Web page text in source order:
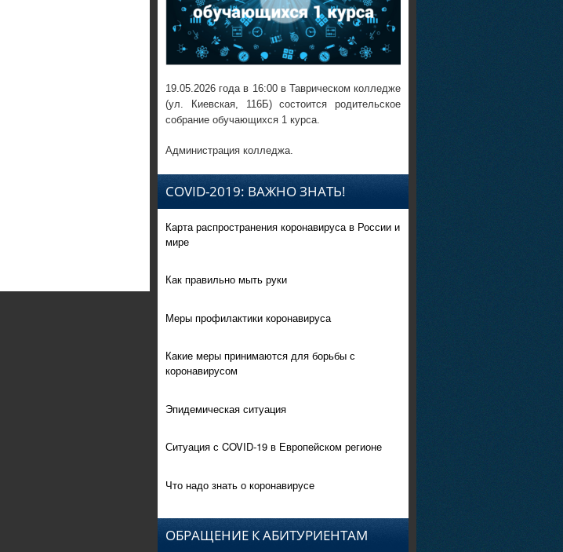
19.05.2026 года в 16:00 в Таврическом колледже
(ул. Киевская, 116Б) состоится родительское
собрание обучающихся 1 курса.
Администрация колледжа.
COVID-2019: ВАЖНО ЗНАТЬ!
Карта распространения коронавируса в России и
мире
Как правильно мыть руки
Меры профилактики коронавируса
Какие меры принимаются для борьбы с
коронавирусом
Эпидемическая ситуация
Ситуация с COVID-19 в Европейском регионе
Что надо знать о коронавирусе
ОБРАЩЕНИЕ К АБИТУРИЕНТАМ